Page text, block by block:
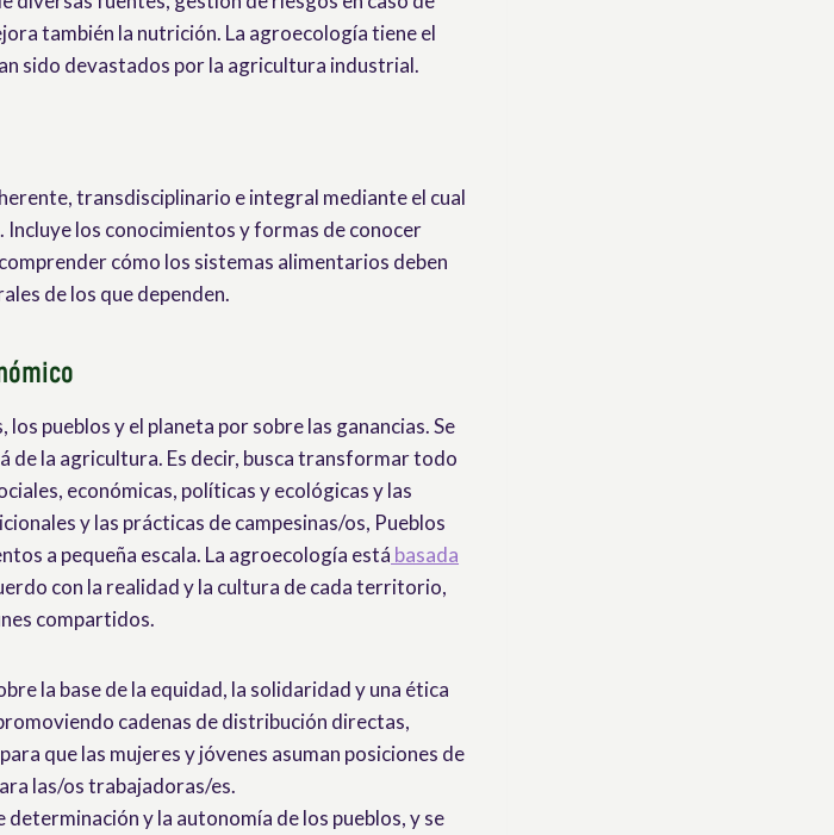
también la nutrición. La agroecología tiene el
sido devastados por la agricultura industrial.
transdisciplinario e integral mediante el cual
los conocimientos y formas de conocer
cómo los sistemas alimentarios deben
de los que dependen.
pueblos y el planeta por sobre las ganancias. Se
de la agricultura. Es decir, busca transformar todo
económicas, políticas y ecológicas y las
y las prácticas de campesinas/os, Pueblos
a pequeña escala. La agroecología está basada
con la realidad y la cultura de cada territorio,
compartidos.
la base de la equidad, la solidaridad y una ética
cadenas de distribución directas,
que las mujeres y jóvenes asuman posiciones de
las/os trabajadoras/es.
y la autonomía de los pueblos, y se